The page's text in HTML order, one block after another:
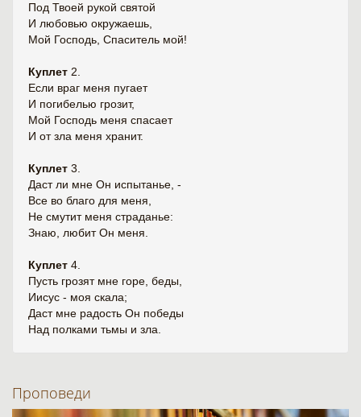
Под Твоей рукой святой
И любовью окружаешь,
Мой Господь, Спаситель мой!
Куплет 2.
Если враг меня пугает
И погибелью грозит,
Мой Господь меня спасает
И от зла меня хранит.
Куплет 3.
Даст ли мне Он испытанье, -
Все во благо для меня,
Не смутит меня страданье:
Знаю, любит Он меня.
Куплет 4.
Пусть грозят мне горе, беды,
Иисус - моя скала;
Даст мне радость Он победы
Над полками тьмы и зла.
Проповеди